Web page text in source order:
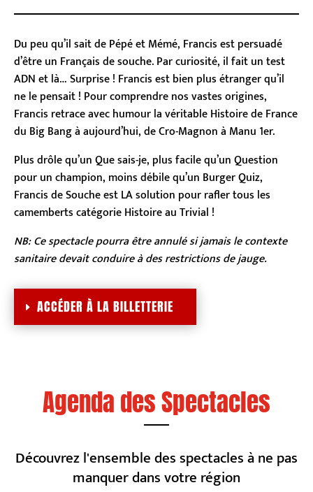
Du peu qu’il sait de Pépé et Mémé, Francis est persuadé
d’être un Français de souche. Par curiosité, il fait un test
ADN et là… Surprise ! Francis est bien plus étranger qu’il
ne le pensait ! Pour comprendre nos vastes origines,
Francis retrace avec humour la véritable Histoire de France
du Big Bang à aujourd’hui, de Cro-Magnon à Manu 1er.
Plus drôle qu’un Que sais-je, plus facile qu’un Question
pour un champion, moins débile qu’un Burger Quiz,
Francis de Souche est LA solution pour rafler tous les
camemberts catégorie Histoire au Trivial !
NB: Ce spectacle pourra être annulé si jamais le contexte
sanitaire devait conduire à des restrictions de jauge.
ACCÉDER À LA BILLETTERIE
Agenda des Spectacles
Découvrez l'ensemble des spectacles à ne pas
manquer dans votre région